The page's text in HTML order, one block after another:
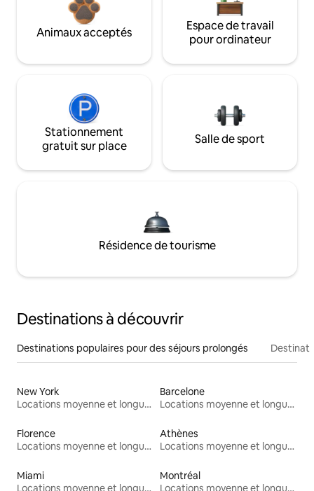
Animaux acceptés
Espace de travail
pour ordinateur
Stationnement
gratuit sur place
Salle de sport
Résidence de tourisme
Destinations à découvrir
Destinations populaires pour des séjours prolongés
New York
Locations moyenne et longue durée
Barcelone
Locations moyenne et longue durée
Florence
Locations moyenne et longue durée
Athènes
Locations moyenne et longue durée
Miami
Locations moyenne et longue durée
Montréal
Locations moyenne et longue durée